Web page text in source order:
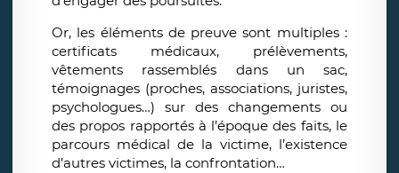
Or, les éléments de preuve sont multiples :
certificats médicaux, prélèvements,
vêtements rassemblés dans un sac,
témoignages (proches, associations, juristes,
psychologues…) sur des changements ou
des propos rapportés à l’époque des faits, le
parcours médical de la victime, l’existence
d’autres victimes, la confrontation…